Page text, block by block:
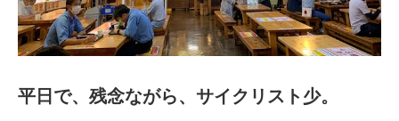
平日で、残念ながら、サイクリスト少。